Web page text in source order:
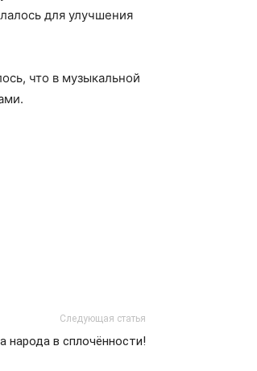
для улучшения
что в музыкальной
Следующая статья
народа в сплочённости!